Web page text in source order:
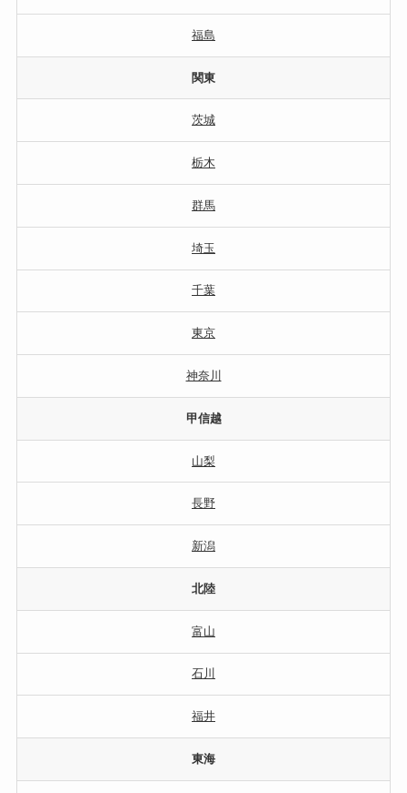
福島
関東
茨城
栃木
群馬
埼玉
千葉
東京
神奈川
甲信越
山梨
長野
新潟
北陸
富山
石川
福井
東海